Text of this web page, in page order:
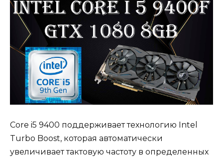
Core i5 9400 поддерживает технологию Intel
Turbo Boost, которая автоматически
увеличивает тактовую частоту в определенных